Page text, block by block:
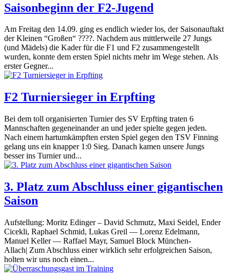
Saisonbeginn der F2-Jugend
Am Freitag den 14.09. ging es endlich wieder los, der Saisonauftakt
der Kleinen “Großen“ ????. Nachdem aus mittlerweile 27 Jungs
(und Mädels) die Kader für die F1 und F2 zusammengestellt
wurden, konnte dem ersten Spiel nichts mehr im Wege stehen. Als
erster Gegner...
F2 Turniersieger in Erpfting
Bei dem toll organisierten Turnier des SV Erpfting traten 6
Mannschaften gegeneinander an und jeder spielte gegen jeden.
Nach einem hartumkämpften ersten Spiel gegen den TSV Finning
gelang uns ein knapper 1:0 Sieg. Danach kamen unsere Jungs
besser ins Turnier und...
3. Platz zum Abschluss einer gigantischen
Saison
Aufstellung: Moritz Edinger – David Schmutz, Maxi Seidel, Ender
Cicekli, Raphael Schmid, Lukas Greil — Lorenz Edelmann,
Manuel Keller — Raffael Mayr, Samuel Block München-
Allach| Zum Abschluss einer wirklich sehr erfolgreichen Saison,
holten wir uns noch einen...